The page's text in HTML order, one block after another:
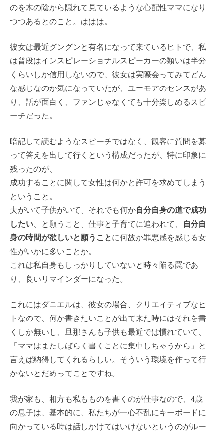
のを木の陰から隠れて見ているような心配性ママになり
つつあるとのこと。ははは。
彼女は最近グングンと有名になって来ているヒトで、私
は普段はインスピレーショナルスピーカーの類いは半分
くらいしか信用しないので、彼女は実際会ってみてどん
な感じなのか気になっていたが、ユーモアのセンスがあ
り、話が面白く、ファンじゃなくても十分楽しめるスピ
ーチだった。
暗記して読むようなスピーチではなく、観客に質問を募
って答えを出して行くという構成だったが、特に印象に
残ったのが、
成功することに関して女性は何かと許可を求めてしまう
ということ。
夫がいて子供がいて、それでも何か自分自身の道で成功
したい 、と願うこと、仕事と子育てに追われて、
自分自
身の時間が欲しいと願うことに何故か罪悪感を感じる女
性がいかに多いことか。
これは私自身もしっかりしていないと時々陥る罠であ
り、良いリマインダーになった。
これにはダニエルは、彼女の場合、クリエイティブなヒ
トなので、何か書きたいことが出て来た時にはそれを書
くしか無いし、旦那さんも子供も最近では慣れていて、
「ママはまたしばらく書くことに集中しちゃうから」と
言えば納得してくれるらしい。そういう環境を作って行
かないとだめってことですね。
我が家も、相方も私もものを書くのが仕事なので、4歳
の息子は、基本的に、私たちが一心不乱にキーボードに
向かっている時は話しかけてはいけないというのがルー